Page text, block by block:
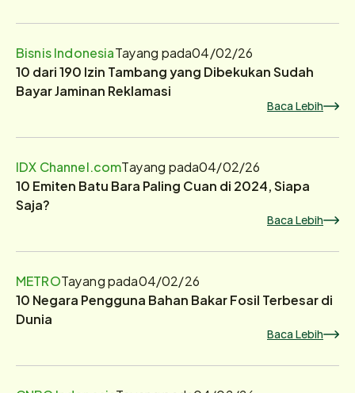
Bisnis IndonesiaTayang pada04/02/26
10 dari 190 Izin Tambang yang Dibekukan Sudah
Bayar Jaminan Reklamasi
Baca Lebih
IDX Channel.comTayang pada04/02/26
10 Emiten Batu Bara Paling Cuan di 2024, Siapa
Saja?
Baca Lebih
METROTayang pada04/02/26
10 Negara Pengguna Bahan Bakar Fosil Terbesar di
Dunia
Baca Lebih